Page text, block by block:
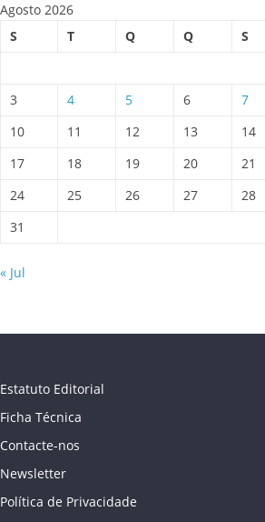
Agosto 2026
S
T Q Q S
3
4 5 6 7
10
11 12 13 14
17
18 19 20 21
24
25 26 27 28
31
« Jul
Estatuto Editorial
Ficha Técnica
Contacte-nos
Newsletter
Política de Privacidade